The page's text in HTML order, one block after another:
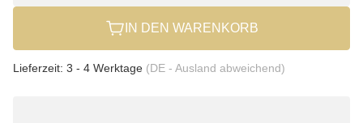
IN DEN WARENKORB
Lieferzeit: 3 - 4 Werktage (DE - Ausland abweichend)